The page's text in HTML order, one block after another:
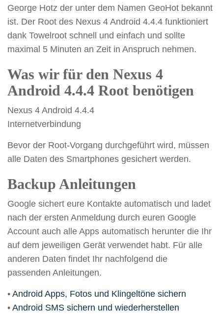
George Hotz der unter dem Namen GeoHot bekannt
ist. Der Root des Nexus 4 Android 4.4.4 funktioniert
dank Towelroot schnell und einfach und sollte
maximal 5 Minuten an Zeit in Anspruch nehmen.
Was wir für den Nexus 4
Android 4.4.4 Root benötigen
Nexus 4 Android 4.4.4
Internetverbindung
Bevor der Root-Vorgang durchgeführt wird, müssen
alle Daten des Smartphones gesichert werden.
Backup Anleitungen
Google sichert eure Kontakte automatisch und ladet
nach der ersten Anmeldung durch euren Google
Account auch alle Apps automatisch herunter die Ihr
auf dem jeweiligen Gerät verwendet habt. Für alle
anderen Daten findet Ihr nachfolgend die
passenden Anleitungen.
• Android Apps, Fotos und Klingeltöne sichern
• Android SMS sichern und wiederherstellen